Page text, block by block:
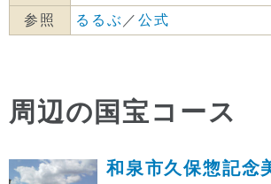
参照
るるぶ ／公式
周辺の国宝コース
和泉市久保惣記念